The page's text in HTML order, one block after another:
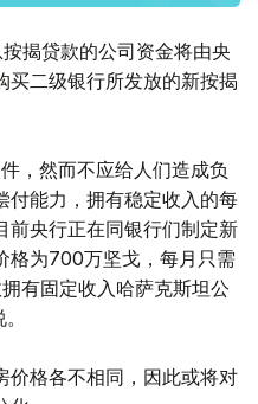
揭贷款的公司资金将由央
买二级银行所发放的新按揭
，然而不应给人们造成负
付能力，拥有稳定收入的每
前央行正在同银行们制定新
格为700万坚戈，每月只需
有固定收入哈萨克斯坦公
价格各不相同，因此或将对